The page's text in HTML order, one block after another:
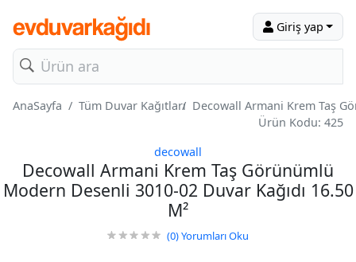
Giriş yap
AnaSayfa Tüm Duvar Kağıtları Decowall Armani Krem Taş
Ürün Kodu: 425
decowall
Decowall Armani Krem Taş Görünümlü
Modern Desenli 3010-02 Duvar Kağıdı 16.50
M²
(0)Yorumları Oku